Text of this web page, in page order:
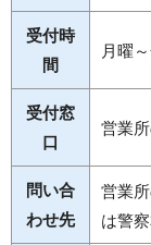
受付時
間
月曜
受付窓
口
営業
問い合
わせ先
営業
は警